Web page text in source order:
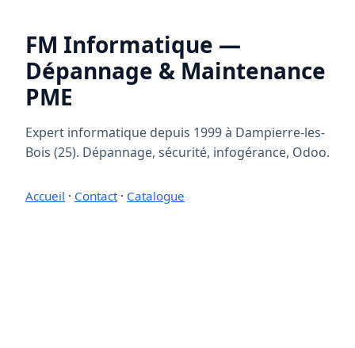
FM Informatique —
Dépannage & Maintenance
PME
Expert informatique depuis 1999 à Dampierre-les-
Bois (25). Dépannage, sécurité, infogérance, Odoo.
Accueil · Contact· Catalogue